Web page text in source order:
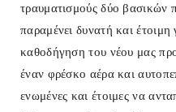
τραυματισμούς δύο βασικών
παραμένει δυνατή και
καθοδήγηση του νέου μας
έναν φρέσκο αέρα και
ενωμένες και έτοιμες να